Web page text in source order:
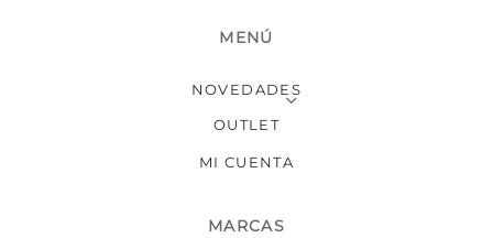
MENÚ
NOVEDADES
OUTLET
MI CUENTA
MARCAS